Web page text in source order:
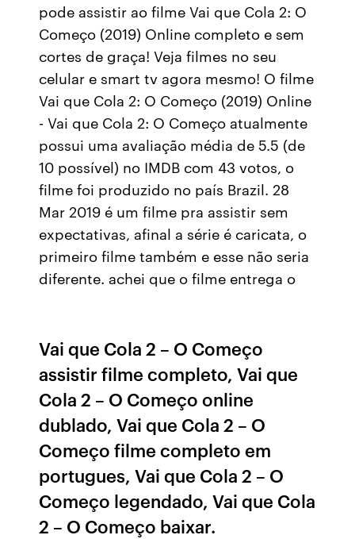
pode assistir ao filme Vai que Cola 2: O
Começo (2019) Online completo e sem
cortes de graça! Veja filmes no seu
celular e smart tv agora mesmo! O filme
Vai que Cola 2: O Começo (2019) Online
- Vai que Cola 2: O Começo atualmente
possui uma avaliação média de 5.5 (de
10 possível) no IMDB com 43 votos, o
filme foi produzido no país Brazil. 28
Mar 2019 é um filme pra assistir sem
expectativas, afinal a série é caricata, o
primeiro filme também e esse não seria
diferente. achei que o filme entrega o
Vai que Cola 2 – O Começo
assistir filme completo, Vai que
Cola 2 – O Começo online
dublado, Vai que Cola 2 – O
Começo filme completo em
portugues, Vai que Cola 2 – O
Começo legendado, Vai que Cola
2 – O Começo baixar.